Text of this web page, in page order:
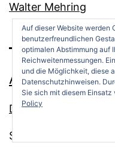
Walter Mehring
ANDREAS
Datenschutz
Stolz präsentiert von
Auf dieser Website werden
benutzerfreundlichen
optimalen Abstimmung auf
Reichweitenmessungen.
und die Möglichkeit, diese
Datenschutzhinweisen.
Sie sich mit diesem
Policy